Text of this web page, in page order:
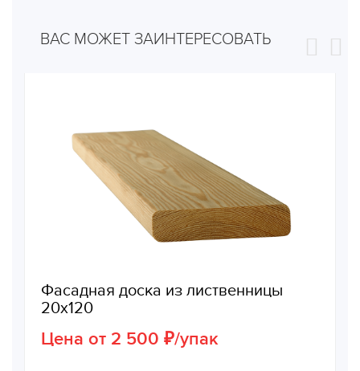
ВАС МОЖЕТ ЗАИНТЕРЕСОВАТЬ
Фасадная доска из лиственницы
20х120
Цена от 2 500 ₽/упак